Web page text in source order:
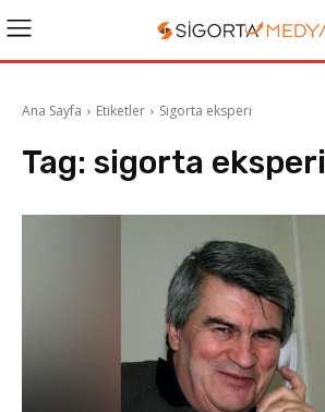
Ana Sayfa Etiketler Sigorta eksperi
Tag: sigorta eksperi